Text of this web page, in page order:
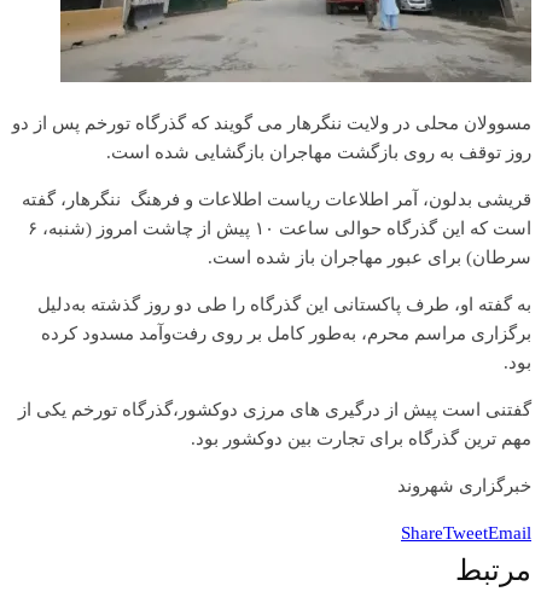
مسوولان محلی در ولایت ننگرهار می گویند که گذرگاه تورخم پس از دو
روز‌ توقف به روی بازگشت مهاجران بازگشایی شده است.
قریشی بدلون، آمر اطلاعات ریاست اطلاعات و فرهنگ ننگرهار، گفته
است که این گذرگاه حوالی ساعت ۱۰ پیش از چاشت امروز (شنبه، ۶
سرطان) برای عبور مهاجران باز شده است.
به گفته او، طرف پاکستانی این گذرگاه را طی دو روز گذشته به‌دلیل
برگزاری مراسم محرم، به‌طور کامل بر روی رفت‌وآمد مسدود کرده
بود.
گفتنی است پیش از درگیری های مرزی دو‌کشور،گذرگاه تورخم یکی از
مهم ترین گذرگاه برای تجارت بین دو‌کشور بود.
خبرگزاری شهروند
ShareTweetEmail
مرتبط